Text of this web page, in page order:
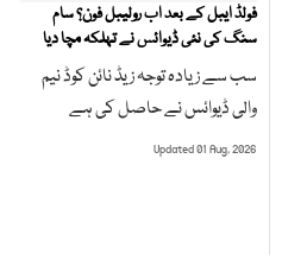
فولڈ ایبل کے بعد اب رولیبل فون؟ سام
سنگ کی نئی ڈیوائس نے تہلکہ مچا دیا
سب سے زیادہ توجہ زیڈ نائن کوڈ نیم
والی ڈیوائس نے حاصل کی ہے
Updated 01 Aug, 2026